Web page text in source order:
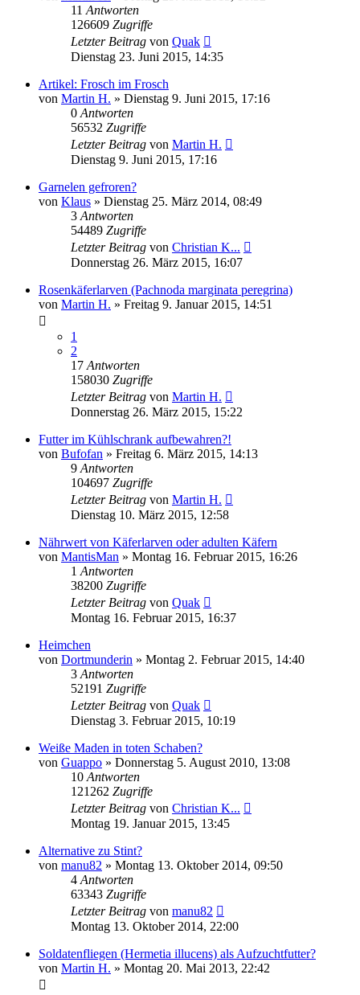
11 Antworten
126609 Zugriffe
Letzter Beitrag von Quak
Dienstag 23. Juni 2015, 14:35
Artikel: Frosch im Frosch
von Martin H. » Dienstag 9. Juni 2015, 17:16
0 Antworten
56532 Zugriffe
Letzter Beitrag von Martin H.
Dienstag 9. Juni 2015, 17:16
Garnelen gefroren?
von Klaus » Dienstag 25. März 2014, 08:49
3 Antworten
54489 Zugriffe
Letzter Beitrag von Christian K...
Donnerstag 26. März 2015, 16:07
Rosenkäferlarven (Pachnoda marginata peregrina)
von Martin H. » Freitag 9. Januar 2015, 14:51
1
2
17 Antworten
158030 Zugriffe
Letzter Beitrag von Martin H.
Donnerstag 26. März 2015, 15:22
Futter im Kühlschrank aufbewahren?!
von Bufofan » Freitag 6. März 2015, 14:13
9 Antworten
104697 Zugriffe
Letzter Beitrag von Martin H.
Dienstag 10. März 2015, 12:58
Nährwert von Käferlarven oder adulten Käfern
von MantisMan » Montag 16. Februar 2015, 16:26
1 Antworten
38200 Zugriffe
Letzter Beitrag von Quak
Montag 16. Februar 2015, 16:37
Heimchen
von Dortmunderin » Montag 2. Februar 2015, 14:40
3 Antworten
52191 Zugriffe
Letzter Beitrag von Quak
Dienstag 3. Februar 2015, 10:19
Weiße Maden in toten Schaben?
von Guappo » Donnerstag 5. August 2010, 13:08
10 Antworten
121262 Zugriffe
Letzter Beitrag von Christian K...
Montag 19. Januar 2015, 13:45
Alternative zu Stint?
von manu82 » Montag 13. Oktober 2014, 09:50
4 Antworten
63343 Zugriffe
Letzter Beitrag von manu82
Montag 13. Oktober 2014, 22:00
Soldatenfliegen (Hermetia illucens) als Aufzuchtfutter?
von Martin H. » Montag 20. Mai 2013, 22:42